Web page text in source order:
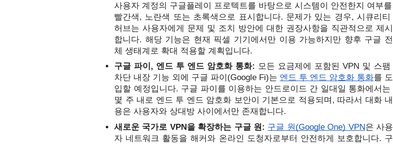
사용자 계정의 구글플레이 프로텍트를 바탕으로 시스템이 안전한지 여부를
빨간색, 노란색 또는 초록색으로 표시합니다. 문제가 있는 경우, 시큐리티
허브는 사용자에게 문제 및 조치 방안에 대한 권장사항을 직관적으로 제시
합니다. 해당 기능은 현재 픽셀 기기에서만 이용 가능하지만 향후 구글 전
체 생태계로 확대 적용할 계획입니다.
구글 파이, 엔드 투 엔드 암호화 통화: 모든 요금제에 포함된 VPN 및 스팸
차단 내장 기능 외에 구글 파이(Google Fi)는 엔드 투 엔드 암호화 통화를 도
입할 예정입니다. 구글 파이를 이용하는 안드로이드 간 일대일 통화에서는
몇 주 내로 엔드 투 엔드 암호화 보안이 기본으로 적용되며, 따라서 대화 내
용은 사용자와 상대방 사이에서만 존재합니다.
새로운 국가로 VPN을 확장하는 구글 원 : 구글 원(Google One) VPN은 사용
자 네트워크 활동을 해커와 온라인 도청자로부터 안전하게 보호합니다. 구